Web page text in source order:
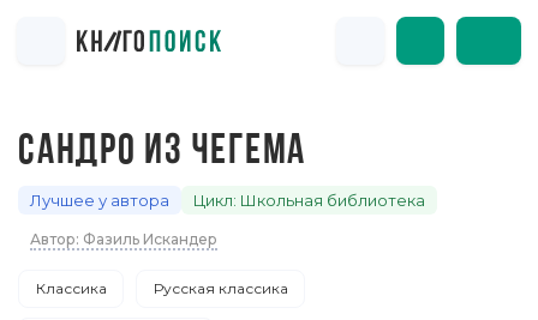
САНДРО ИЗ ЧЕГЕМА
Лучшее у автора Цикл: Школьная библиотека
Автор: Фазиль Искандер
Классика Русская классика